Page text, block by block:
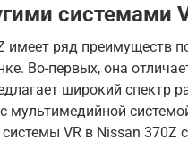
системами
имеет ряд преимуществ
Во-первых, она
широкий спектр
с мультимедийной
VR в Nissan